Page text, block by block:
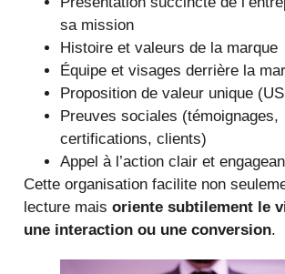
sa mission
Histoire et valeurs de la marque
Équipe et visages derrière la
Proposition de valeur unique
Preuves sociales (témoignages,
certifications, clients)
Appel à l’action clair et
Cette organisation facilite non
lecture mais oriente subtilement le
une interaction ou une conversion.